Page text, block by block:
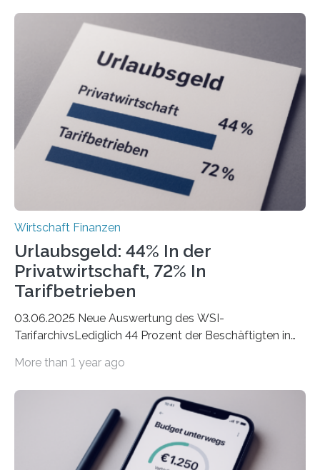
ist demnach Berlin. Betrachtet man nur die Gründungen
der Freiberuflerinnen, so liegt Leipzig an der Spitze. In
Berlin starteten in 2024 die meisten Personen in eine
eigene freiberufliche Existenz, dahinter folgten die
Städte Hamburg, München und Köln. Betrachtet man
hingegen die Existenzgründungsintensität – die Anzahl
der freiberuflichen Gründungen je…
Wirtschaft Finanzen
Urlaubsgeld: 44% In der
Privatwirtschaft, 72% In
Tarifbetrieben
03.06.2025 Neue Auswertung des WSI-
TarifarchivsLediglich 44 Prozent der Beschäftigten in
tarifgebundenen Betrieben ist der Anteil mit 72 Prozent
Unterkünfte fast überall deutlich teurer geworden. Für
viele Beschäftigte ist deshalb das zumeist im Juni oder
Juli ausgezahlte Urlaubsgeld ein wichtiger Faktor, um
sich den wohlverdienten Jahresurlaub leisten zu
More than 1 year ago